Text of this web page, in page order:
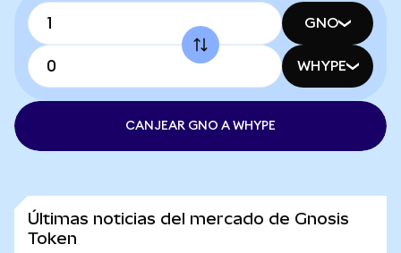
GNO
WHYPE
CANJEAR GNO A WHYPE
Últimas noticias del mercado de Gnosis
Token